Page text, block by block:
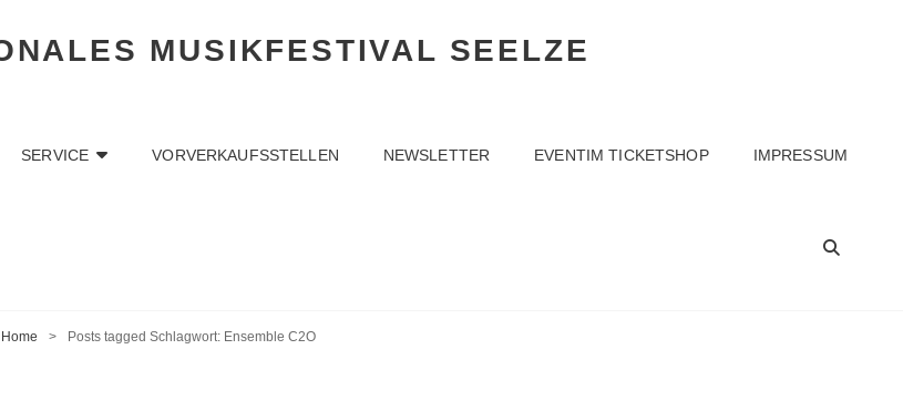
MUSIKFESTIVAL SEELZE
SERVICE VORVERKAUFSSTELLEN NEWSLETTER EVENTIM TICKETSHOP IMPRESSUM
Home > Posts tagged Schlagwort: Ensemble C2O